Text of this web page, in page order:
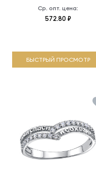
Ср. опт. цена:
572.80 ₽
БЫСТРЫЙ ПРОСМОТР